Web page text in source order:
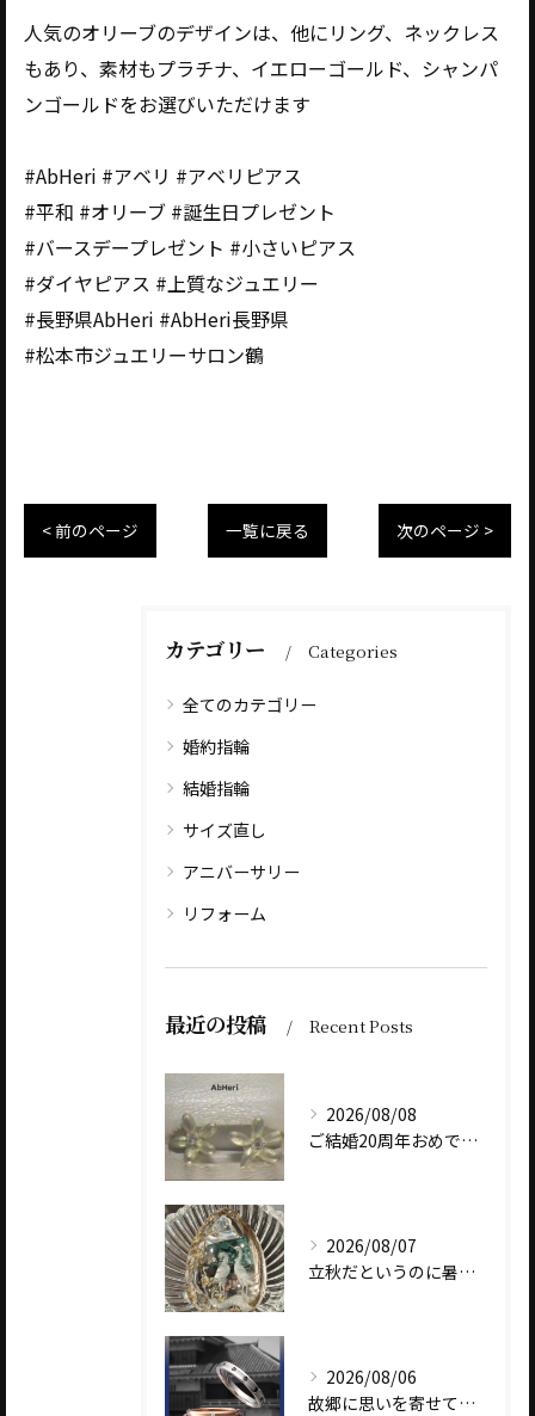
人気のオリーブのデザインは、他にリング、ネックレス
もあり、素材もプラチナ、イエローゴールド、シャンパ
ンゴールドをお選びいただけます
#AbHeri #アベリ #アベリピアス
#平和 #オリーブ #誕生日プレゼント
#バースデープレゼント #小さいピアス
#ダイヤピアス #上質なジュエリー
#長野県AbHeri #AbHeri長野県
#松本市ジュエリーサロン鶴
< 前のページ 一覧に戻る 次のページ >
カテゴリー Categories
全てのカテゴリー
婚約指輪
結婚指輪
サイズ直し
アニバーサリー
リフォーム
最近の投稿 Recent Posts
2026/08/08
ご結婚20周年おめでとうございます
2026/08/07
立秋だというのに暑いですね
2026/08/06
故郷に思いを寄せて～オリジナルブランド【Shinano(しな...